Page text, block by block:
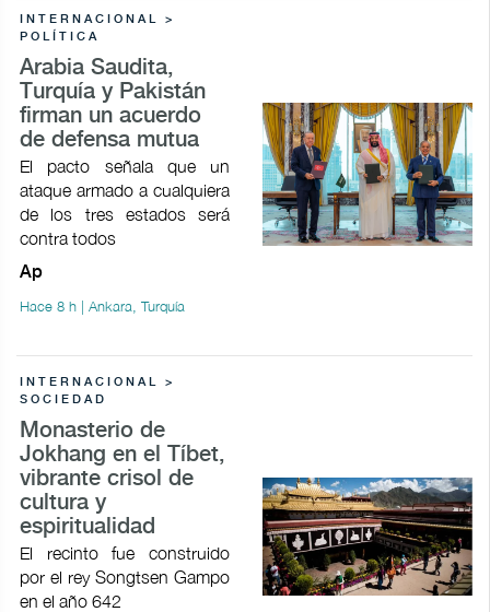
INTERNACIONAL >
POLÍTICA
Arabia Saudita,
Turquía y Pakistán
firman un acuerdo
de defensa mutua
El pacto señala que un
ataque armado a cualquiera
de los tres estados será
contra todos
Ap
Hace 8 h | Ankara, Turquía
INTERNACIONAL >
SOCIEDAD
Monasterio de
Jokhang en el Tíbet,
vibrante crisol de
cultura y
espiritualidad
El recinto fue construido
por el rey Songtsen Gampo
en el año 642